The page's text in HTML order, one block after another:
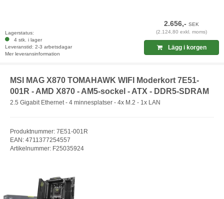
Lagerstatus:
4 stk. i lager
Leveranstid: 2-3 arbetsdagar
Mer leveransinformation
2.656,-SEK
(2.124,80 exkl. moms)
Lägg i korgen
MSI MAG X870 TOMAHAWK WIFI Moderkort 7E51-
001R - AMD X870 - AM5-sockel - ATX - DDR5-SDRAM
2.5 Gigabit Ethernet - 4 minnesplatser - 4x M.2 - 1x LAN
Produktnummer: 7E51-001R
EAN: 4711377254557
Artikelnummer: F25035924